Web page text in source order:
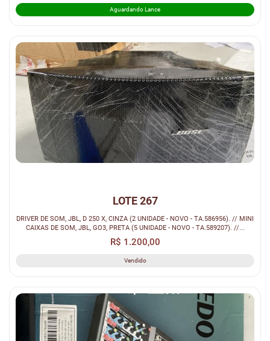
Aguardando Lance
LOTE 267
DRIVER DE SOM, JBL, D 250 X, CINZA (2 UNIDADE - NOVO - TA.586956). // MINI
CAIXAS DE SOM, JBL, GO3, PRETA (5 UNIDADE - NOVO - TA.589207). //...
R$ 1.200,00
Vendido